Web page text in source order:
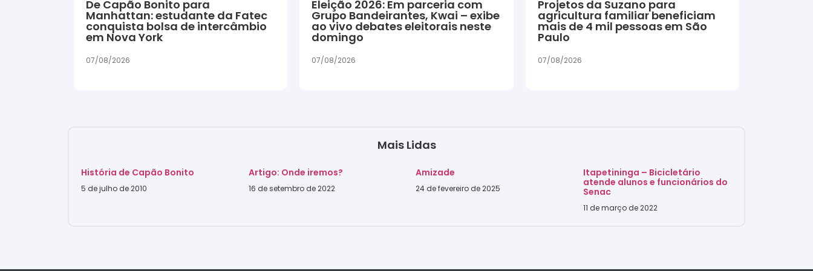
De Capão Bonito para
Manhattan: estudante da Fatec
conquista bolsa de intercâmbio
em Nova York
07/08/2026
Eleição 2026: Em parceria com
Grupo Bandeirantes, Kwai – exibe
ao vivo debates eleitorais neste
domingo
07/08/2026
Projetos da Suzano para
agricultura familiar beneficiam
mais de 4 mil pessoas em São
Paulo
07/08/2026
Mais Lidas
História de Capão Bonito
5 de julho de 2010
Artigo: Onde iremos?
16 de setembro de 2022
Amizade
24 de fevereiro de 2025
Itapetininga – Bicicletário
atende alunos e funcionários do
Senac
11 de março de 2022